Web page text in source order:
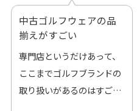
中古ゴルフウェアの品
揃えがすごい
専門店というだけあって、
ここまでゴルフブランドの
取り扱いがあるのはすご